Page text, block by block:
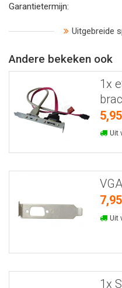
Garantietermijn:
Uitgebreide
Andere bekeken ook
1x
5,95
Uit
7,95
Uit
1x